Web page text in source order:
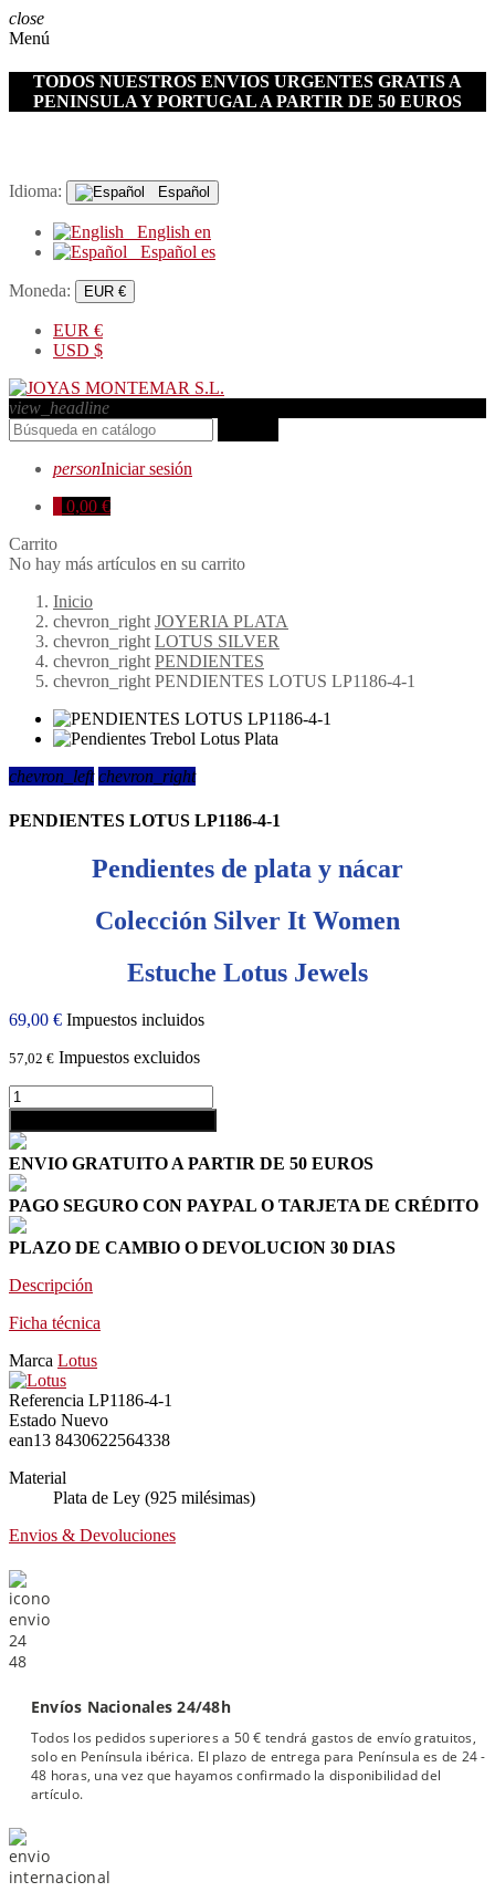
close
Menú
TODOS NUESTROS ENVIOS URGENTES GRATIS A
PENINSULA Y PORTUGAL A PARTIR DE 50 EUROS
Idioma: Español
English en
Español es
Moneda: EUR €
EUR €
USD $
view_headline
personIniciar sesión
0,00 €
Carrito
No hay más artículos en su carrito
Inicio
chevron_right JOYERIA PLATA
chevron_right LOTUS SILVER
chevron_right PENDIENTES
chevron_right PENDIENTES LOTUS LP1186-4-1
chevron_left chevron_right
PENDIENTES LOTUS LP1186-4-1
Pendientes de plata y nácar
Colección Silver It Women
Estuche Lotus Jewels
69,00 € Impuestos incluidos
57,02 € Impuestos excluidos
ENVIO GRATUITO A PARTIR DE 50 EUROS
PAGO SEGURO CON PAYPAL O TARJETA DE CRÉDITO
PLAZO DE CAMBIO O DEVOLUCION 30 DIAS
Descripción
Ficha técnica
Marca Lotus
Referencia LP1186-4-1
Estado Nuevo
ean13 8430622564338
Material
Plata de Ley (925 milésimas)
Envios & Devoluciones
Envíos Nacionales 24/48h
Todos los pedidos superiores a 50 € tendrá gastos de envío gratuitos,
solo en Península ibérica. El plazo de entrega para Península es de 24 -
48 horas, una vez que hayamos confirmado la disponibilidad del
artículo.